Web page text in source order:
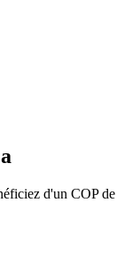
d'un COP